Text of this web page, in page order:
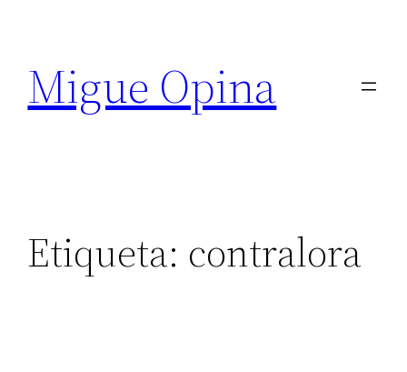
contenido
Migue Opina
Etiqueta: contralora